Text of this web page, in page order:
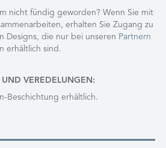
nicht fündig geworden? Wenn Sie mit
erhalten Sie Zugang zu
Designs, die nur bei unseren Partnern
erhältlich sind.
VEREDELUNGEN:
Beschichtung erhältlich.